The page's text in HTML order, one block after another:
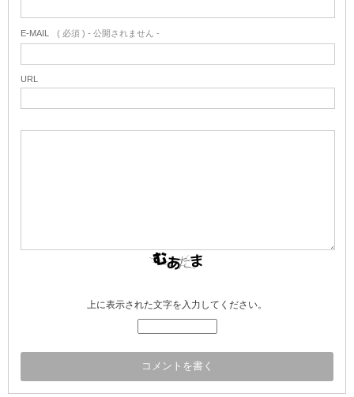
E-MAIL ( 必須 ) - 公開されません -
URL
上に表示された文字を入力してください。